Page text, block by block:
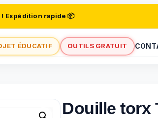
! Expédition rapide 📦
ÉDUCATIF OUTILS GRATUIT
Douille torx